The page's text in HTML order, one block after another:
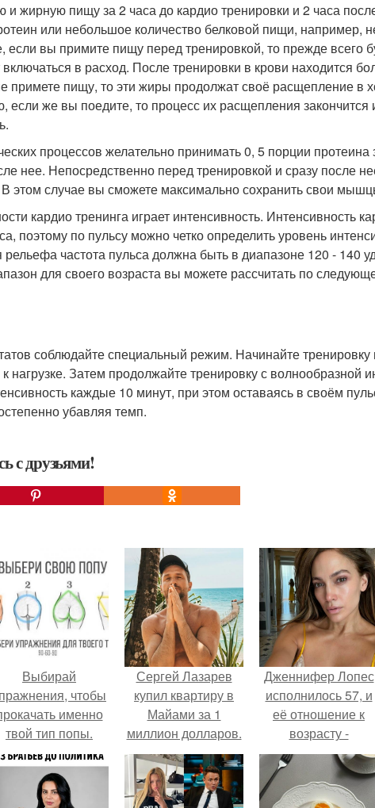
и жирную пищу за 2 часа до кардио тренировки и 2 часа
или небольшое количество белковой пищи, например,
если вы примите пищу перед тренировкой, то прежде всего
в расход. После тренировки в крови находится
примете пищу, то эти жиры продолжат своё расщепление в
если же вы поедите, то процесс их расщепления
процессов желательно принимать 0, 5 порции протеина
нее. Непосредственно перед тренировкой и сразу после
этом случае вы сможете максимально сохранить свои
кардио тренинга играет интенсивность. Интенсивность
поэтому по пульсу можно четко определить уровень
частота пульса должна быть в диапазоне 120 - 140
для своего возраста вы можете рассчитать по
соблюдайте специальный режим. Начинайте
нагрузке. Затем продолжайте тренировку с волнообразной
каждые 10 минут, при этом оставаясь в своём
убавляя темп.
с друзьями!
Выбирай
чтобы
именно
твой тип попы.
Сергей Лазарев
купил квартиру в
Майами за 1
миллион долларов.
Дженнифер Лопес
исполнилось 57, и
её отношение к
возрасту -
настоящий
манифест
уверенности: "не